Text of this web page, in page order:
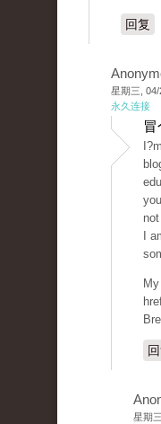
回复
星期三,
永久连接
I
星期